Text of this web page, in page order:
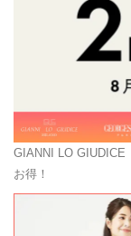
GIANNI LO GIUDICE
お得！